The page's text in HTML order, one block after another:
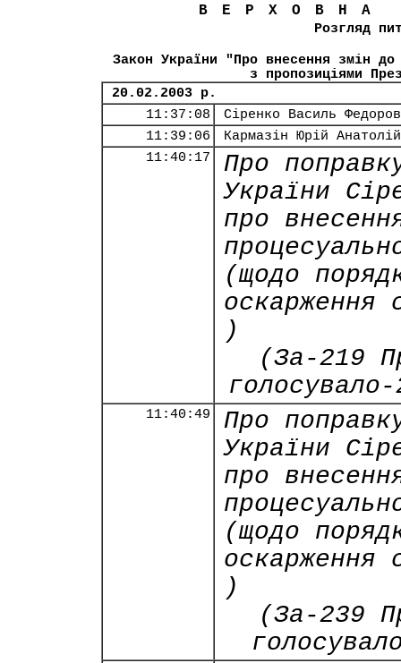
Розгляд
Закон України "Про внесення змін до
з пропозиціями
20.02.2003 р.
11:37:08
Сіренко Василь
11:39:06
Кармазін Юрій
11:40:17
Про
України
про
(щодо
оскарження
)
(За-219
11:40:49
Про
України
про
(щодо
оскарження
)
(За-239